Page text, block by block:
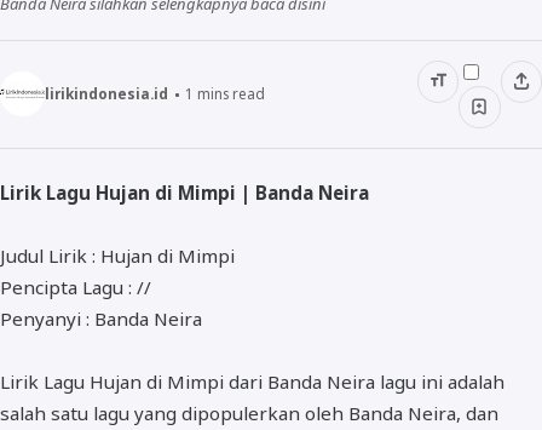
NELA KARISMA
ALMANAR
RELIGI RAMADHAN
NISA SABYAN
lirikindonesia.id 1 mins read
Lirik Lagu Hujan di Mimpi | Banda Neira
Judul Lirik : Hujan di Mimpi
Pencipta Lagu : //
Penyanyi : Banda Neira
Lirik Lagu Hujan di Mimpi dari Banda Neira lagu ini adalah
salah satu lagu yang dipopulerkan oleh Banda Neira, dan